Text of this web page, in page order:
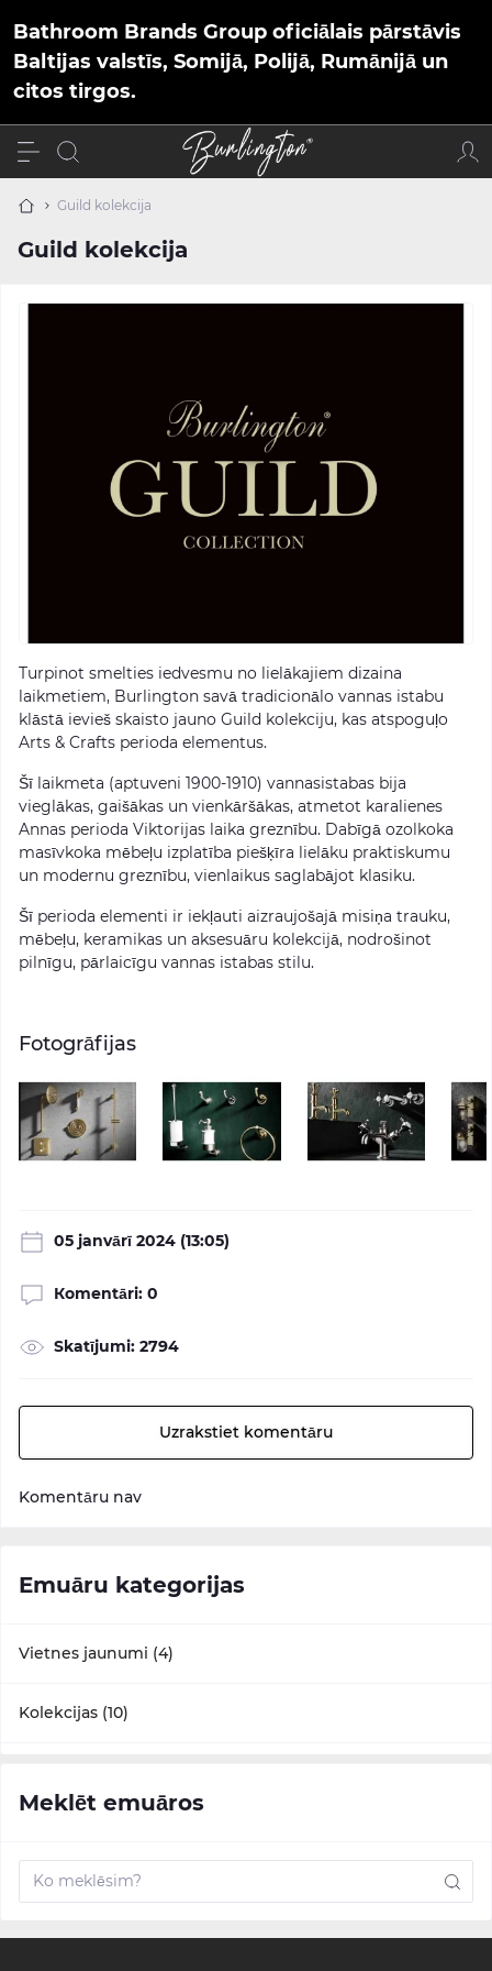
Bathroom Brands Group oficiālais pārstāvis
Baltijas valstīs, Somijā, Polijā, Rumānijā un
citos tirgos.
Guild kolekcija
Guild kolekcija
Turpinot smelties iedvesmu no lielākajiem dizaina
laikmetiem, Burlington savā tradicionālo vannas istabu
klāstā ievieš skaisto jauno Guild kolekciju, kas atspoguļo
Arts & Crafts perioda elementus.
Šī laikmeta (aptuveni 1900-1910) vannasistabas bija
vieglākas, gaišākas un vienkāršākas, atmetot karalienes
Annas perioda Viktorijas laika greznību. Dabīgā ozolkoka
masīvkoka mēbeļu izplatība piešķīra lielāku praktiskumu
un modernu greznību, vienlaikus saglabājot klasiku.
Šī perioda elementi ir iekļauti aizraujošajā misiņa trauku,
mēbeļu, keramikas un aksesuāru kolekcijā, nodrošinot
pilnīgu, pārlaicīgu vannas istabas stilu.
Fotogrāfijas
05 janvārī 2024 (13:05)
Кomentāri: 0
Skatījumi: 2794
Uzrakstiet komentāru
Komentāru nav
Emuāru kategorijas
Vietnes jaunumi (4)
Kolekcijas (10)
Meklēt emuāros